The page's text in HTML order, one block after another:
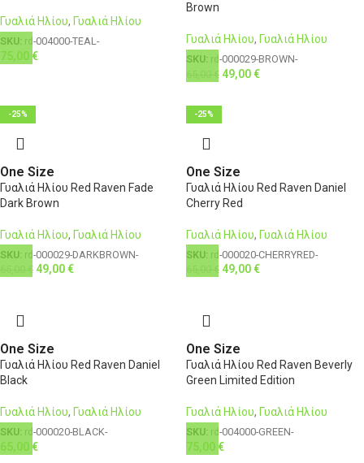
Γυαλιά Ηλίου, Γυαλιά Ηλίου
SKU: rd-004000-TEAL-
75,00 €
Brown
Γυαλιά Ηλίου, Γυαλιά Ηλίου
SKU: rd-000029-BROWN-
€ 49,00€
-25%
One Size
Γυαλιά Ηλίου Red Raven Fade
Dark Brown
Γυαλιά Ηλίου, Γυαλιά Ηλίου
SKU: rd-000029-DARKBROWN-
€ 49,00€
-25%
One Size
Γυαλιά Ηλίου Red Raven Daniel
Cherry Red
Γυαλιά Ηλίου, Γυαλιά Ηλίου
SKU: rd-000020-CHERRYRED-
€ 49,00€
One Size
Γυαλιά Ηλίου Red Raven Daniel
Black
Γυαλιά Ηλίου, Γυαλιά Ηλίου
SKU: rd-000020-BLACK-
65,00 €
One Size
Γυαλιά Ηλίου Red Raven Beverly
Green Limited Edition
Γυαλιά Ηλίου, Γυαλιά Ηλίου
SKU: rd-004000-GREEN-
75,00 €